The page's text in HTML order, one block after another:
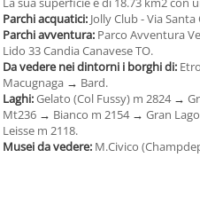
Parchi acquatici: Jolly Club - Via
Parchi avventura: Parco Avventura
Lido 33 Candia Canavese TO.
Da vedere nei dintorni i borghi di:
Macugnaga → Bard.
Laghi:Gelato (Col Fussy) m 2824 →
Mt236 → Bianco m 2154 → Gran
Leisse m 2118.
Musei da vedere: M.Civico